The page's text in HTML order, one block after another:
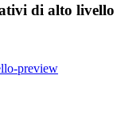
di alto livello